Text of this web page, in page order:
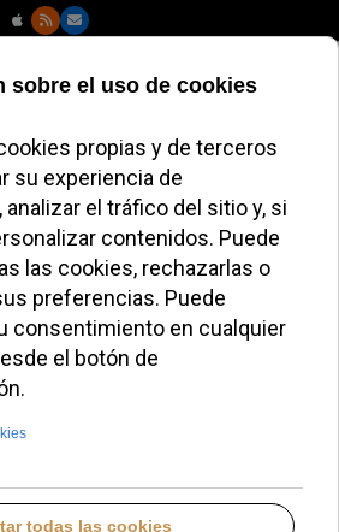
baja del
para
el atentado
II
EL VATICANO
18:26